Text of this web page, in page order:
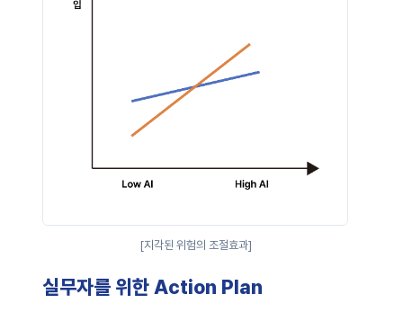
[지각된 위험의 조절효과]
실무자를 위한 Action Plan